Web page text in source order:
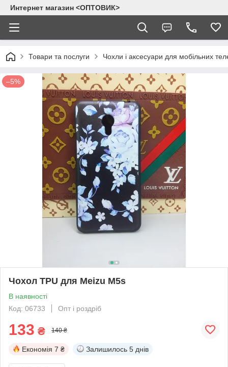
Интернет магазин <ОПТОВИК>
Товари та послуги Чохли і аксесуари для мобільних
–5%
Чохол TPU для Meizu M5s
В наявності
Код: 06733
Опт і роздріб
133 ₴ 140 ₴
Економія 7 ₴ Залишилось 5 днів